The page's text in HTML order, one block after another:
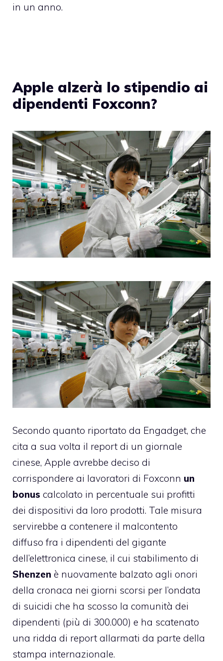
in un anno.
Apple alzerà lo stipendio ai
dipendenti Foxconn?
Secondo quanto riportato da Engadget, che
cita a sua volta il report di un giornale
cinese, Apple avrebbe deciso di
corrispondere ai lavoratori di Foxconn un
bonus calcolato in percentuale sui profitti
dei dispositivi da loro prodotti. Tale misura
servirebbe a contenere il malcontento
diffuso fra i dipendenti del gigante
dell’elettronica cinese, il cui stabilimento di
Shenzen è nuovamente balzato agli onori
della cronaca nei giorni scorsi per l’ondata
di suicidi che ha scosso la comunità dei
dipendenti (più di 300.000) e ha scatenato
una ridda di report allarmati da parte della
stampa internazionale.